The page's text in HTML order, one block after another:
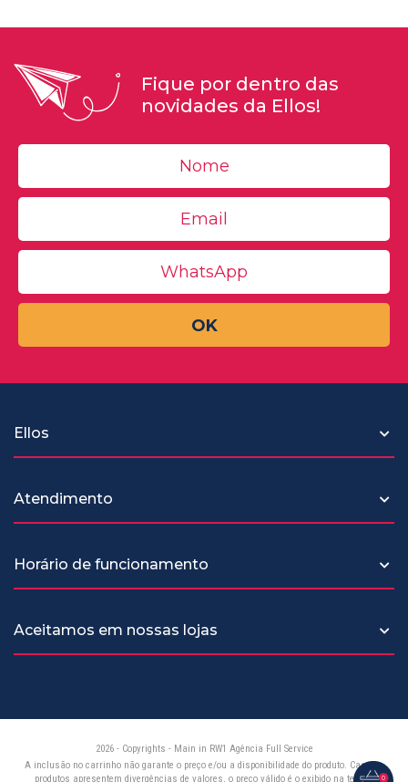
Fique por dentro das
novidades da Ellos!
OK
0
Ellos
Atendimento
Horário de funcionamento
Aceitamos em nossas lojas
2026 - Copyrights - Main in RW1 Agência Full Service
A inclusão no carrinho não garante o preço e/ou a disponibilidade do produto. Caso os
produtos apresentem divergências de valores, o preço válido é o exibido na tela de